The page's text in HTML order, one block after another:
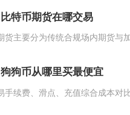
比特币期货在哪交易
狗狗币从哪里买最便宜